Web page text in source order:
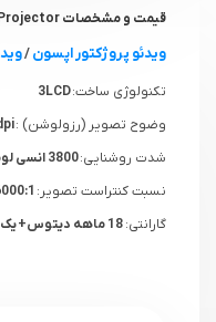
قیمت و مشخصات EPSON EB-118 Projector
ویدئو پروژکتور اپسون/
تکنولوژی ساخت:3LCD
وضوح تصویر (رزولوشن) :
شدت روشنایی:3800 انسی لومن
نسبت کنتراست تصویر:
گارانتی: